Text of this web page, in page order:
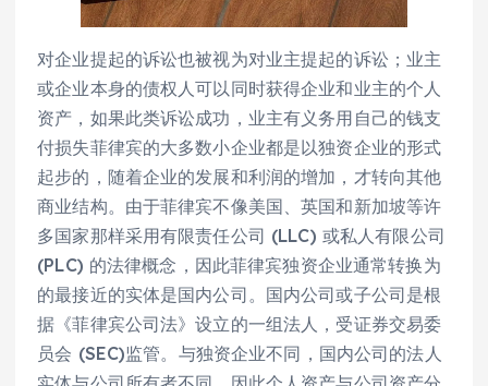
对企业提起的诉讼也被视为对业主提起的诉讼；业主
或企业本身的债权人可以同时获得企业和业主的个人
资产，如果此类诉讼成功，业主有义务用自己的钱支
付损失菲律宾的大多数小企业都是以独资企业的形式
起步的，随着企业的发展和利润的增加，才转向其他
商业结构。由于菲律宾不像美国、英国和新加坡等许
多国家那样采用有限责任公司 (LLC) 或私人有限公司
(PLC) 的法律概念，因此菲律宾独资企业通常转换为
的最接近的实体是国内公司。国内公司或子公司是根
据《菲律宾公司法》设立的一组法人，受证券交易委
员会 (SEC)监管。与独资企业不同，国内公司的法人